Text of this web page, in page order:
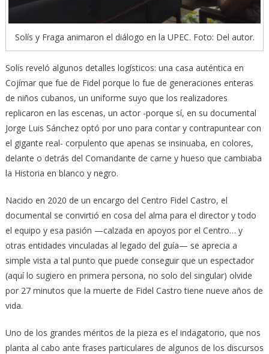
Solís y Fraga animaron el diálogo en la UPEC. Foto: Del autor.
Solís reveló algunos detalles logísticos: una casa auténtica en
Cojímar que fue de Fidel porque lo fue de generaciones enteras
de niños cubanos, un uniforme suyo que los realizadores
replicaron en las escenas, un actor -porque sí, en su documental
Jorge Luis Sánchez optó por uno para contar y contrapuntear con
el gigante real- corpulento que apenas se insinuaba, en colores,
delante o detrás del Comandante de carne y hueso que cambiaba
la Historia en blanco y negro.
Nacido en 2020 de un encargo del Centro Fidel Castro, el
documental se convirtió en cosa del alma para el director y todo
el equipo y esa pasión —calzada en apoyos por el Centro… y
otras entidades vinculadas al legado del guía— se aprecia a
simple vista a tal punto que puede conseguir que un espectador
(aquí lo sugiero en primera persona, no solo del singular) olvide
por 27 minutos que la muerte de Fidel Castro tiene nueve años de
vida.
Uno de los grandes méritos de la pieza es el indagatorio, que nos
planta al cabo ante frases particulares de algunos de los discursos